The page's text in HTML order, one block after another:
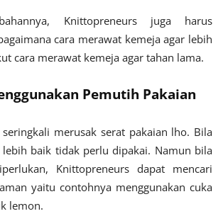
Knittopreneurs juga harus
cara merawat kemeja agar lebih
cara merawat kemeja agar tahan lama.
Pemutih Pakaian
merusak serat pakaian lho. Bila
baik tidak perlu dipakai. Namun bila
Knittopreneurs dapat mencari
yaitu contohnya menggunakan cuka
lemon.